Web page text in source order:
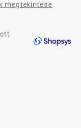
megtekintése